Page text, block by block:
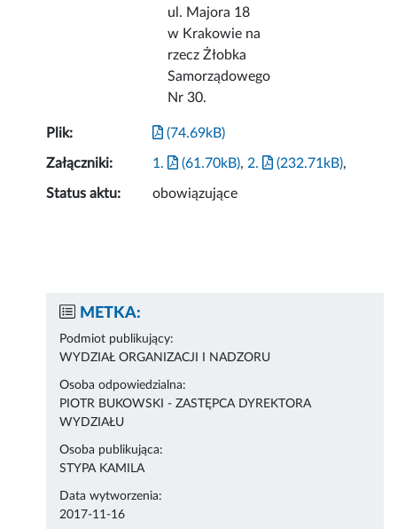
ul. Majora 18
w Krakowie na
rzecz Żłobka
Samorządowego
Nr 30.
Plik: (74.69kB)
Załączniki: 1. (61.70kB), 2. (232.71kB),
Status aktu: obowiązujące
METKA:
Podmiot publikujący:
WYDZIAŁ ORGANIZACJI I NADZORU
Osoba odpowiedzialna:
PIOTR BUKOWSKI - ZASTĘPCA DYREKTORA
WYDZIAŁU
Osoba publikująca:
STYPA KAMILA
Data wytworzenia:
2017-11-16